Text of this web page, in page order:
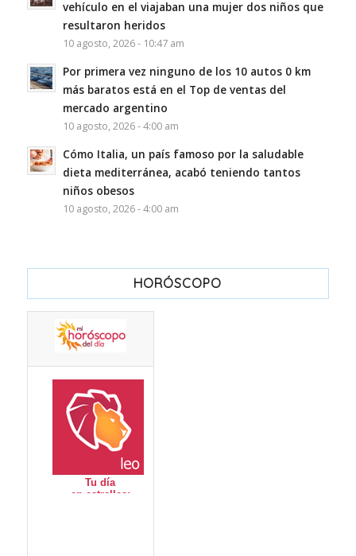
vehículo en el viajaban una mujer dos niños que
resultaron heridos
10 agosto, 2026 - 10:47 am
Por primera vez ninguno de los 10 autos 0 km
más baratos está en el Top de ventas del
mercado argentino
10 agosto, 2026 - 4:00 am
Cómo Italia, un país famoso por la saludable
dieta mediterránea, acabó teniendo tantos
niños obesos
10 agosto, 2026 - 4:00 am
HORÓSCOPO